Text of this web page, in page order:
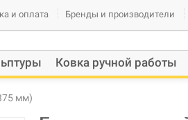
и оплата Бренды и производители
Ковка ручной работы
мм)